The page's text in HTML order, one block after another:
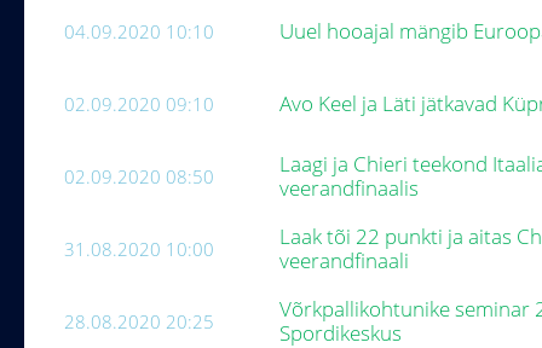
04.09.2020 10:10 Uuel hooajal mängib
02.09.2020 09:10 Avo Keel ja Läti jätkavad
02.09.2020 08:50
Laagi ja Chieri teekond
veerandfinaalis
31.08.2020 10:00
Laak tõi 22 punkti ja aitas
veerandfinaali
28.08.2020 20:25
Võrkpallikohtunike seminar
Spordikeskus